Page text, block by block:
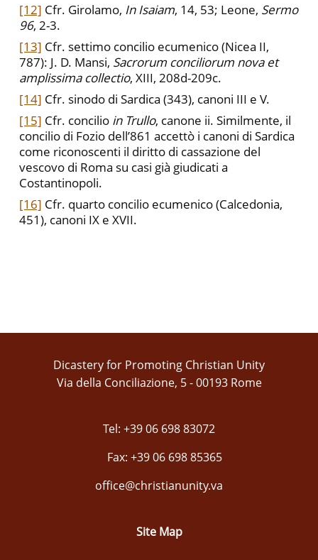
[12] Cfr. Girolamo, In Isaiam, 14, 53; Leone, Sermo
96, 2-3.
[13] Cfr. settimo concilio ecumenico (Nicea II,
787): J. D. Mansi, Sacrorum conciliorum nova et
amplissima collectio, XIII, 208d-209c.
[14] Cfr. sinodo di Sardica (343), canoni III e V.
[15] Cfr. concilio in Trullo, canone ii. Similmente, il
concilio di Fozio dell’861 accettò i canoni di Sardica
come riconoscenti il diritto di cassazione del
vescovo di Roma su casi già giudicati a
Costantinopoli.
[16] Cfr. quarto concilio ecumenico (Calcedonia,
451), canoni IX e XVII.
Dicastery for Promoting Christian Unity
Via della Conciliazione, 5 - 00193 Rome
Tel: +39 06 698 83072
Fax: +39 06 698 85365
office@christianunity.va
Site Map